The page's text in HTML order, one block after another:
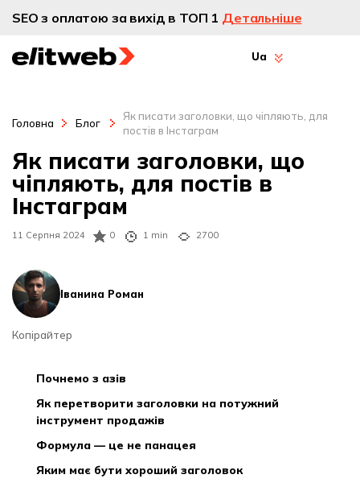
SEO з оплатою за вихід в ТОП 1 Детальніше
Ua
Головна Блог
Як писати заголовки, що чіпляють, для
постів в Інстаграм
11 Серпня 2024 0 1 min 2700
Іванина Роман
Копірайтер
Як писати заголовки, що
чіпляють, для постів в
Інстаграм
почнемо з азів
як перетворити заголовки на потужний
інструмент продажів
формула — це не панацея
яким має бути хороший заголовок